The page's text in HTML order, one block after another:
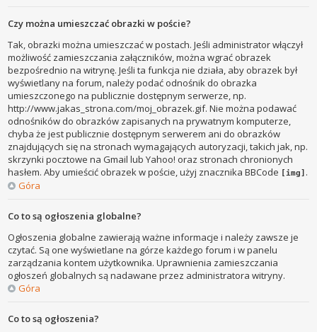
Czy można umieszczać obrazki w poście?
Tak, obrazki można umieszczać w postach. Jeśli administrator włączył
możliwość zamieszczania załączników, można wgrać obrazek
bezpośrednio na witrynę. Jeśli ta funkcja nie działa, aby obrazek był
wyświetlany na forum, należy podać odnośnik do obrazka
umieszczonego na publicznie dostępnym serwerze, np.
http://www.jakas_strona.com/moj_obrazek.gif. Nie można podawać
odnośników do obrazków zapisanych na prywatnym komputerze,
chyba że jest publicznie dostępnym serwerem ani do obrazków
znajdujących się na stronach wymagających autoryzacji, takich jak, np.
skrzynki pocztowe na Gmail lub Yahoo! oraz stronach chronionych
hasłem. Aby umieścić obrazek w poście, użyj znacznika BBCode [img] .
Góra
Co to są ogłoszenia globalne?
Ogłoszenia globalne zawierają ważne informacje i należy zawsze je
czytać. Są one wyświetlane na górze każdego forum i w panelu
zarządzania kontem użytkownika. Uprawnienia zamieszczania
ogłoszeń globalnych są nadawane przez administratora witryny.
Góra
Co to są ogłoszenia?